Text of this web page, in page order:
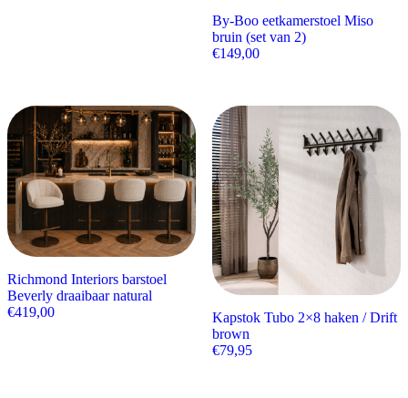
By-Boo eetkamerstoel Miso
bruin (set van 2)
€149,00
Richmond Interiors barstoel
Beverly draaibaar natural
€419,00
Kapstok Tubo 2×8 haken / Drift
brown
€79,95